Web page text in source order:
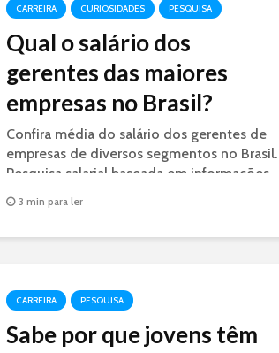
CARREIRA CURIOSIDADES PESQUISA
Qual o salário dos
gerentes das maiores
empresas no Brasil?
Confira média do salário dos gerentes de
empresas de diversos segmentos no Brasil.
Pesquisa salarial baseada em informações
coletadas no Love Monday.
3 min para ler
CARREIRA PESQUISA
Sabe por que jovens têm